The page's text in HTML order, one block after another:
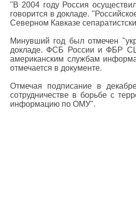
"В 2004 году Россия
говорится в докладе.
Северном Кавказе
Минувший год был отмечен
докладе. ФСБ России и ФБР
американским службам
отмечается в документе.
Отмечая подписание в
сотрудничестве в борьбе с
информацию по ОМУ".